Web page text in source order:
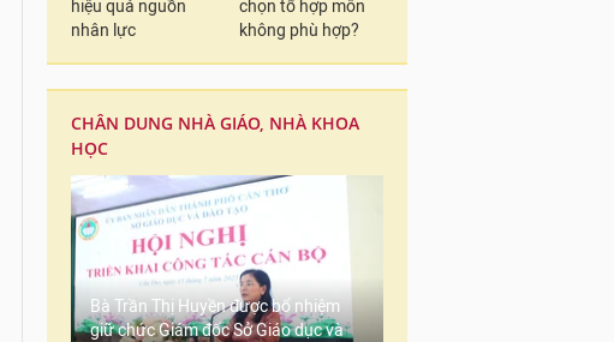
hiệu quả nguồn
nhân lực
chọn tổ hợp môn
không phù hợp?
CHÂN DUNG NHÀ GIÁO, NHÀ KHOA
HỌC
Bà Trần Thị Huyền được bổ nhiệm
giữ chức Giám đốc Sở Giáo dục và